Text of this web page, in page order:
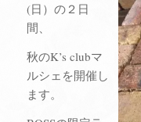
(日）の２日
間、
秋のK’s clubマ
ルシェを開催し
ます。